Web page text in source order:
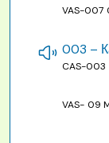
VAS-007
003 –
CAS-003
VAS- 09